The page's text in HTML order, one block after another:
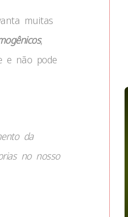
muitas
,
e não pode
da
no nosso